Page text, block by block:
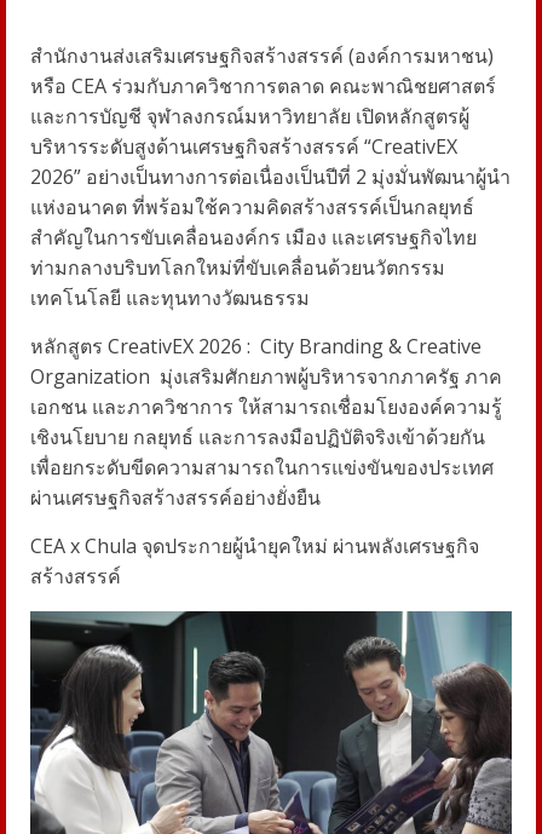
สำนักงานส่งเสริมเศรษฐกิจสร้างสรรค์ (องค์การมหาชน)
หรือ CEA ร่วมกับภาควิชาการตลาด คณะพาณิชยศาสตร์
และการบัญชี จุฬาลงกรณ์มหาวิทยาลัย เปิดหลักสูตรผู้
บริหารระดับสูงด้านเศรษฐกิจสร้างสรรค์ “CreativEX
2026” อย่างเป็นทางการต่อเนื่องเป็นปีที่ 2 มุ่งมั่นพัฒนาผู้นำ
แห่งอนาคต ที่พร้อมใช้ความคิดสร้างสรรค์เป็นกลยุทธ์
สำคัญในการขับเคลื่อนองค์กร เมือง และเศรษฐกิจไทย
ท่ามกลางบริบทโลกใหม่ที่ขับเคลื่อนด้วยนวัตกรรม
เทคโนโลยี และทุนทางวัฒนธรรม
หลักสูตร CreativEX 2026 : City Branding & Creative
Organization มุ่งเสริมศักยภาพผู้บริหารจากภาครัฐ ภาค
เอกชน และภาควิชาการ ให้สามารถเชื่อมโยงองค์ความรู้
เชิงนโยบาย กลยุทธ์ และการลงมือปฏิบัติจริงเข้าด้วยกัน
เพื่อยกระดับขีดความสามารถในการแข่งขันของประเทศ
ผ่านเศรษฐกิจสร้างสรรค์อย่างยั่งยืน
CEA x Chula จุดประกายผู้นำยุคใหม่ ผ่านพลังเศรษฐกิจ
สร้างสรรค์